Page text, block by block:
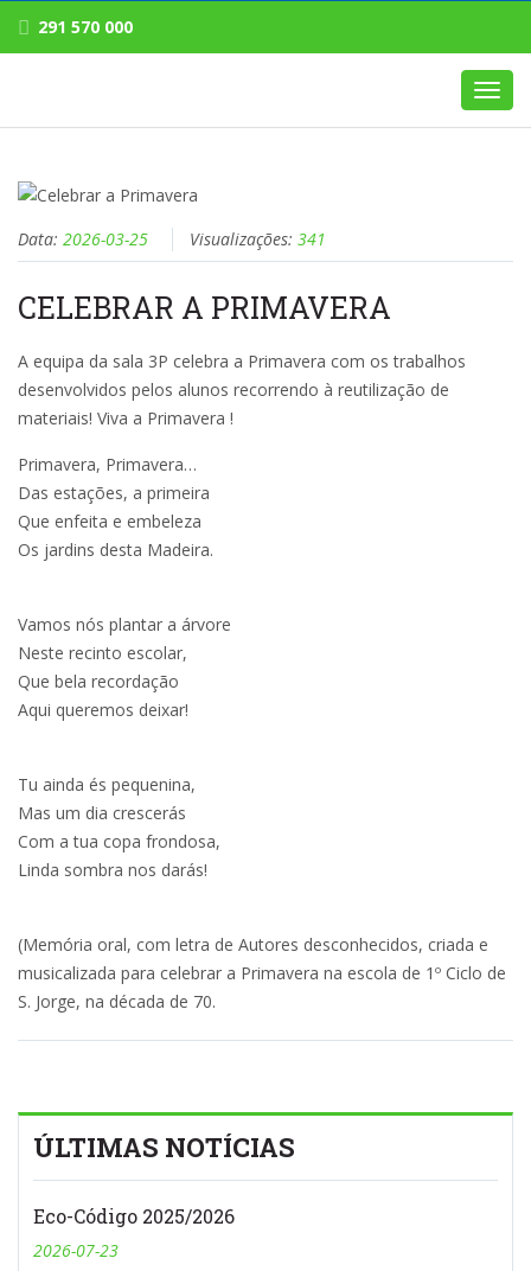
291 570 000
Data: 2026-03-25 Visualizações: 341
CELEBRAR A PRIMAVERA
A equipa da sala 3P celebra a Primavera com os trabalhos
desenvolvidos pelos alunos recorrendo à reutilização de
materiais! Viva a Primavera !
Primavera, Primavera…
Das estações, a primeira
Que enfeita e embeleza
Os jardins desta Madeira.
Vamos nós plantar a árvore
Neste recinto escolar,
Que bela recordação
Aqui queremos deixar!
Tu ainda és pequenina,
Mas um dia crescerás
Com a tua copa frondosa,
Linda sombra nos darás!
(Memória oral, com letra de Autores desconhecidos, criada e
musicalizada para celebrar a Primavera na escola de 1º Ciclo de
S. Jorge, na década de 70.
ÚLTIMAS NOTÍCIAS
Eco-Código 2025/2026
2026-07-23